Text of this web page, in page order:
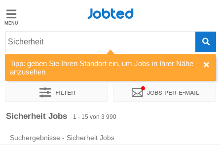
Jobted
Jobs
Gehalt
Jobted
Sicherheit
Tipp: geben Sie Ihren Standort ein, um Jobs in Ihrer Nähe
anzusehen
Filter Jobs per e-mail
Sortieren nach Unternehmen
Sicherheit Jobs 1 - 15 von 3 990
Suchergebnisse - Sicherheit Jobs